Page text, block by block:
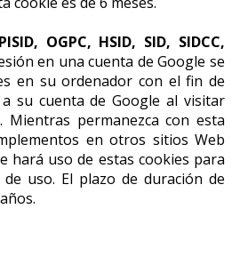
OGPC, HSID, SID, SIDCC,
en una cuenta de Google se
en su ordenador con el fin de
su cuenta de Google al visitar
Mientras permanezca con esta
en otros sitios Web
hará uso de estas cookies para
uso. El plazo de duración de